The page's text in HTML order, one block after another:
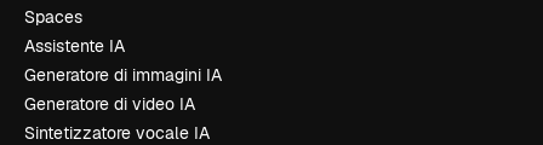
Spaces
Assistente IA
Generatore di immagini IA
Generatore di video IA
Sintetizzatore vocale IA